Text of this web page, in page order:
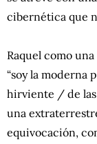
cibernética que
Raquel como
“soy la moderna
hirviente / de las
una
equivocación,